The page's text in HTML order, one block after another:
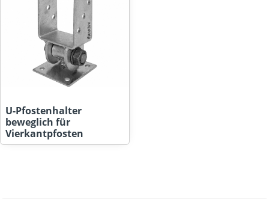
U-Pfostenhalter
beweglich für
Vierkantpfosten